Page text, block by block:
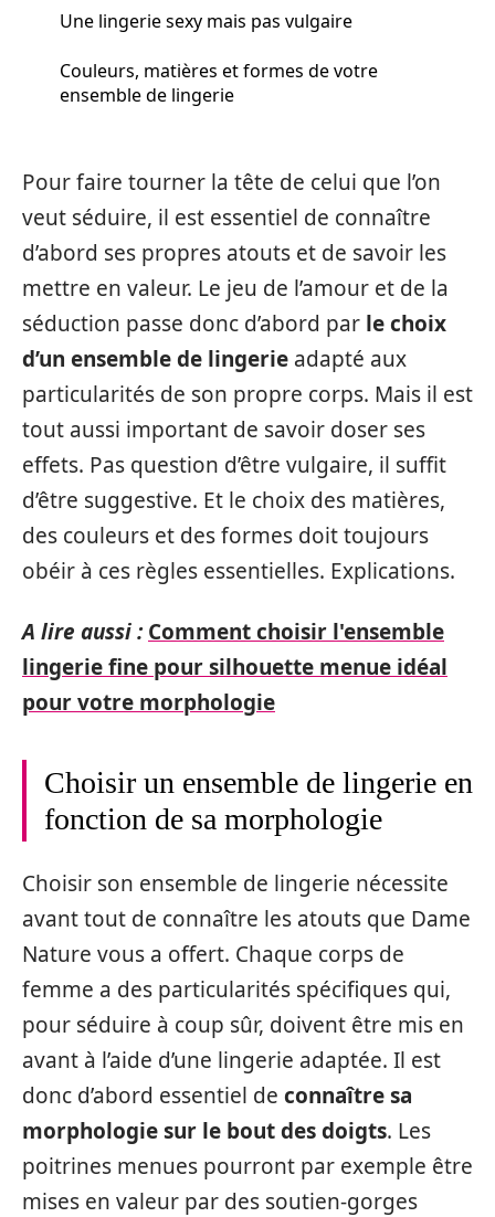
Une lingerie sexy mais pas vulgaire
Couleurs, matières et formes de votre
ensemble de lingerie
Pour faire tourner la tête de celui que l’on
veut séduire, il est essentiel de connaître
d’abord ses propres atouts et de savoir les
mettre en valeur. Le jeu de l’amour et de la
séduction passe donc d’abord par le choix
d’un ensemble de lingerie adapté aux
particularités de son propre corps. Mais il est
tout aussi important de savoir doser ses
effets. Pas question d’être vulgaire, il suffit
d’être suggestive. Et le choix des matières,
des couleurs et des formes doit toujours
obéir à ces règles essentielles. Explications.
A lire aussi : Comment choisir l'ensemble
lingerie fine pour silhouette menue idéal
pour votre morphologie
Choisir un ensemble de lingerie en
fonction de sa morphologie
Choisir son ensemble de lingerie nécessite
avant tout de connaître les atouts que Dame
Nature vous a offert. Chaque corps de
femme a des particularités spécifiques qui,
pour séduire à coup sûr, doivent être mis en
avant à l’aide d’une lingerie adaptée. Il est
donc d’abord essentiel de connaître sa
morphologie sur le bout des doigts. Les
poitrines menues pourront par exemple être
mises en valeur par des soutien-gorges